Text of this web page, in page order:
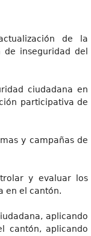
de la
inseguridad del
ciudadana en
participativa de
y campañas de
y evaluar los
en el cantón.
aplicando
cantón, aplicando